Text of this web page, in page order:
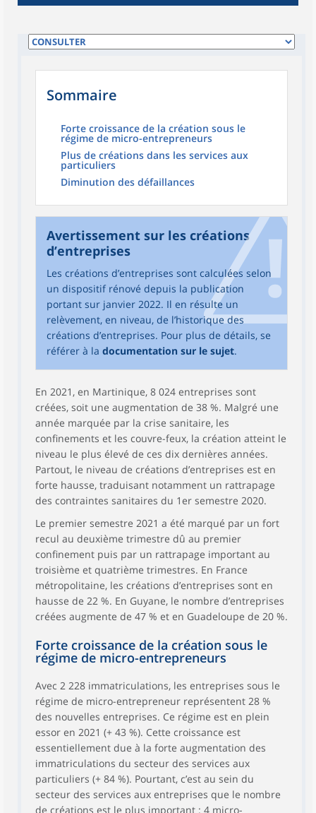
Sommaire
Forte croissance de la création sous le
régime de micro-entrepreneurs
Plus de créations dans les services aux
particuliers
Diminution des défaillances
Avertissement sur les créations
d’entreprises
Les créations d’entreprises sont calculées selon
un dispositif rénové depuis la publication
portant sur janvier 2022. Il en résulte un
relèvement, en niveau, de l’historique des
créations d’entreprises. Pour plus de détails, se
référer à la documentation sur le sujet.
En 2021, en Martinique, 8 024 entreprises sont
créées, soit une augmentation de 38 %. Malgré une
année marquée par la crise sanitaire, les
confinements et les couvre-feux, la création atteint le
niveau le plus élevé de ces dix dernières années.
Partout, le niveau de créations d’entreprises est en
forte hausse, traduisant notamment un rattrapage
des contraintes sanitaires du 1er semestre 2020.
Le premier semestre 2021 a été marqué par un fort
recul au deuxième trimestre dû au premier
confinement puis par un rattrapage important au
troisième et quatrième trimestres. En France
métropolitaine, les créations d’entreprises sont en
hausse de 22 %. En Guyane, le nombre d’entreprises
créées augmente de 47 % et en Guadeloupe de 20 %.
Forte croissance de la création sous le
régime de micro-entrepreneurs
Avec 2 228 immatriculations, les entreprises sous le
régime de micro-entrepreneur représentent 28 %
des nouvelles entreprises. Ce régime est en plein
essor en 2021 (+ 43 %). Cette croissance est
essentiellement due à la forte augmentation des
immatriculations du secteur des services aux
particuliers (+ 84 %). Pourtant, c’est au sein du
secteur des services aux entreprises que le nombre
de créations est le plus important : 4 micro-